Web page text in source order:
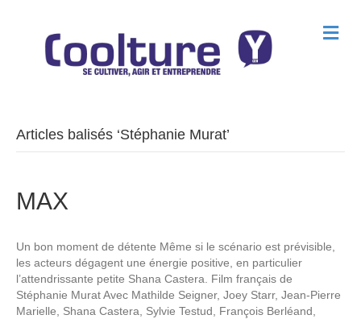
M
e
Articles balisés ‘Stéphanie Murat’
MAX
Un bon moment de détente Même si le scénario est prévisible,
les acteurs dégagent une énergie positive, en particulier
l’attendrissante petite Shana Castera. Film français de
Stéphanie Murat Avec Mathilde Seigner, Joey Starr, Jean-Pierre
Marielle, Shana Castera, Sylvie Testud, François Berléand,